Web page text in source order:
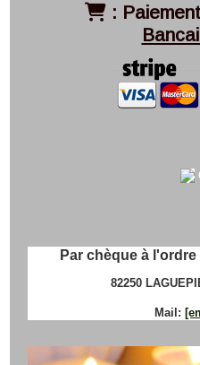
 :
Par chèque à l'ordre
82250
Mail: